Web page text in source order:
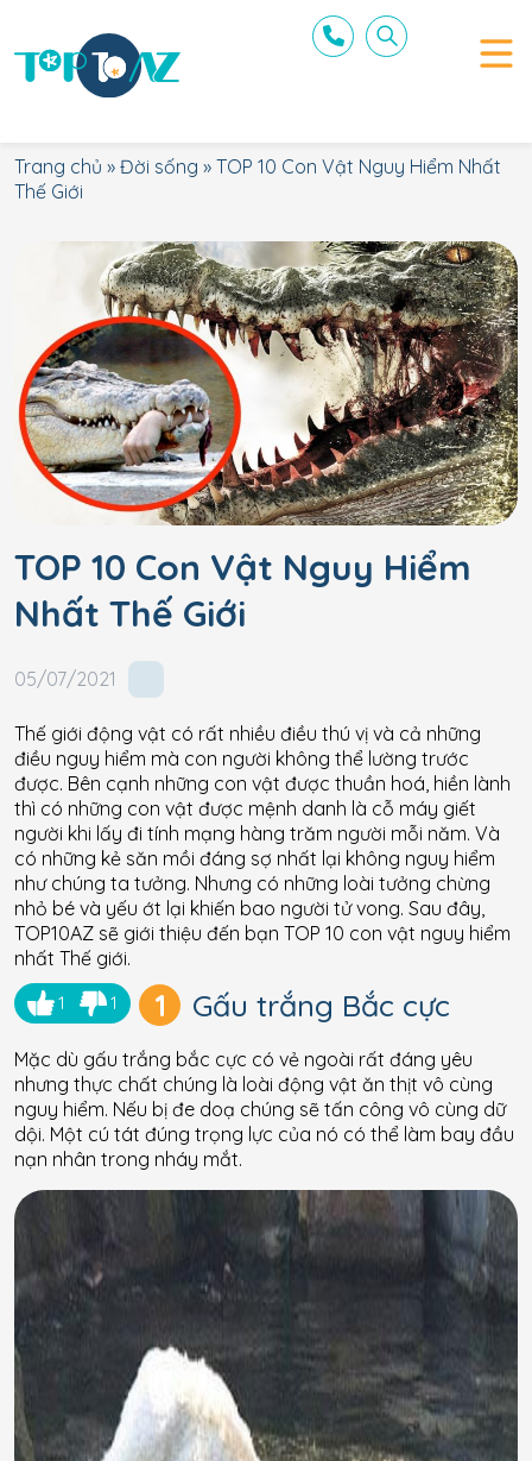
Trang chủ » Đời sống » TOP 10 Con Vật Nguy Hiểm Nhất
Thế Giới
TOP 10 Con Vật Nguy Hiểm
Nhất Thế Giới
05/07/2021
Thế giới động vật có rất nhiều điều thú vị và cả những
điều nguy hiểm mà con người không thể lường trước
được. Bên cạnh những con vật được thuần hoá, hiền lành
thì có những con vật được mệnh danh là cỗ máy giết
người khi lấy đi tính mạng hàng trăm người mỗi năm. Và
có những kẻ săn mồi đáng sợ nhất lại không nguy hiểm
như chúng ta tưởng. Nhưng có những loài tưởng chừng
nhỏ bé và yếu ớt lại khiến bao người tử vong. Sau đây,
TOP10AZ sẽ giới thiệu đến bạn TOP 10 con vật nguy hiểm
nhất Thế giới.
1 1 1 Gấu trắng Bắc cực
Mặc dù gấu trắng bắc cực có vẻ ngoài rất đáng yêu
nhưng thực chất chúng là loài động vật ăn thịt vô cùng
nguy hiểm. Nếu bị đe doạ chúng sẽ tấn công vô cùng dữ
dội. Một cú tát đúng trọng lực của nó có thể làm bay đầu
nạn nhân trong nháy mắt.